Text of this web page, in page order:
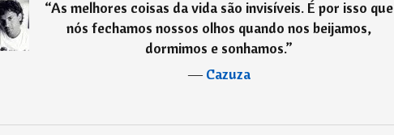
“As melhores coisas da vida são invisíveis. É por isso que
nós fechamos nossos olhos quando nos beijamos,
dormimos e sonhamos.”
―Cazuza